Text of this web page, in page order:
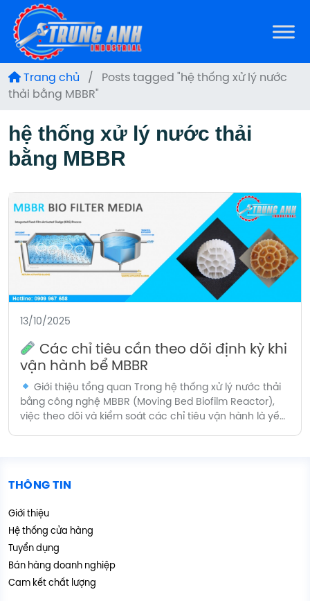
Trang chủ /
Posts tagged "hệ thống xử lý nước
thải bằng MBBR"
hệ thống xử lý nước thải
bằng MBBR
13/10/2025
Các chỉ tiêu cần theo dõi định kỳ khi
vận hành bể MBBR
Giới thiệu tổng quan Trong hệ thống xử lý nước thải
bằng công nghệ MBBR (Moving Bed Biofilm Reactor),
việc theo dõi và kiểm soát các chỉ tiêu vận hành là yếu
THÔNG TIN
Giới thiệu
Hệ thống cửa hàng
Tuyển dụng
Bán hàng doanh nghiệp
Cam kết chất lượng